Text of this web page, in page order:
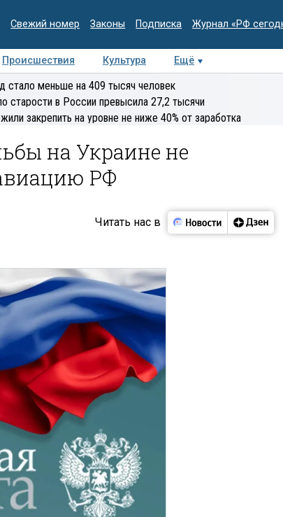
Свежий номер Законы Подписка Журнал «РФ
Происшествия Культура Ещё
Интервью Колумнисты
стало меньше на 409 тысяч человек
старости в России превысила 27,2 тысячи
закрепить на уровне не ниже 40% от заработка
на Украине не
РФ
Читать нас в